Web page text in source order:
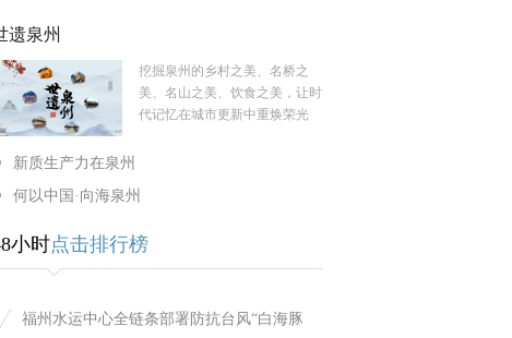
遗泉州
挖掘泉州的乡村之美、名桥之
美、名山之美、饮食之美，让时
代记忆在城市更新中重焕荣光
新质生产力在泉州
何以中国·向海泉州
小时点击排行榜
福州水运中心全链条部署防抗台风“白海豚